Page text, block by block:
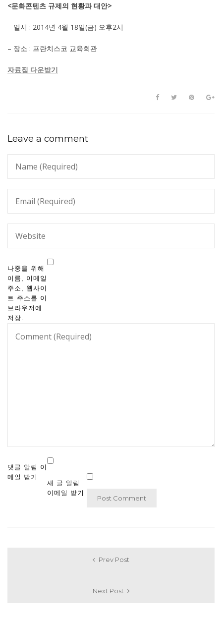
<문화콘텐츠 규제의 현황과 대안>
– 일시 : 2014년 4월 18일(금) 오후2시
– 장소 : 프란치스코 교육회관
자료집 다운받기
Leave a comment
나중을 위해
이름, 이메일
주소, 웹사이
트 주소를 이
브라우저에
저장.
댓글 알림 이
메일 받기
새 글 알림
이메일 받기
Prev Post
Next Post